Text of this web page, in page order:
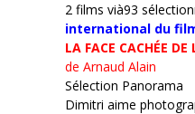
2 films vià93
international du
LA FACE CACHÉE DE
de Arnaud Alain
Sélection Panorama
Dimitri aime